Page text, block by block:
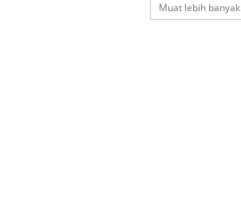
Muat lebih banyak